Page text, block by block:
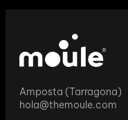
Amposta (Tarragona)
hola@themoule.com